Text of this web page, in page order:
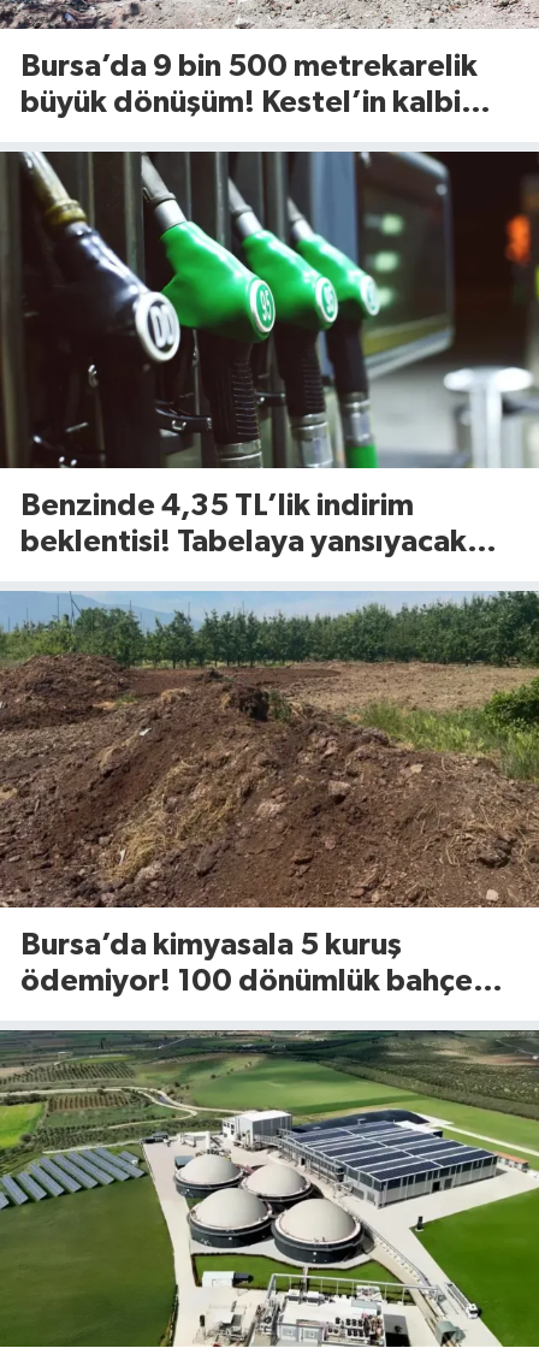
Bursa’da 9 bin 500 metrekarelik
büyük dönüşüm! Kestel’in kalbi
Benzinde 4,35 TL’lik indirim
beklentisi! Tabelaya yansıyacak
Bursa’da kimyasala 5 kuruş
ödemiyor! 100 dönümlük bahçede